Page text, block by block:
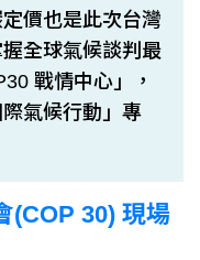
價也是此次台灣
全球氣候談判最
戰情中心」，
氣候行動」專
(COP 30) 現場